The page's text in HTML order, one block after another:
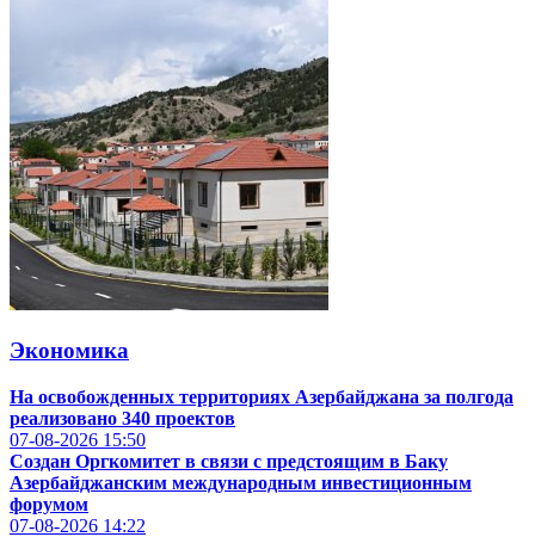
Экономика
На освобожденных территориях Азербайджана за полгода
реализовано 340 проектов
07-08-2026 15:50
Создан Оргкомитет в связи с предстоящим в Баку
Азербайджанским международным инвестиционным
форумом
07-08-2026 14:22